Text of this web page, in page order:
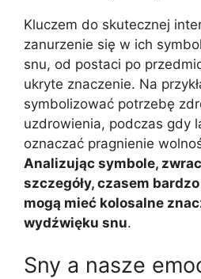
Kluczem do skutecznej
zanurzenie się w ich
snu, od postaci po
ukryte znaczenie. Na
symbolizować potrzebę
uzdrowienia, podczas gdy
oznaczać pragnienie
Analizując symbole,
szczegóły, czasem
mogą mieć kolosalne
wydźwięku snu.
Sny a nasze